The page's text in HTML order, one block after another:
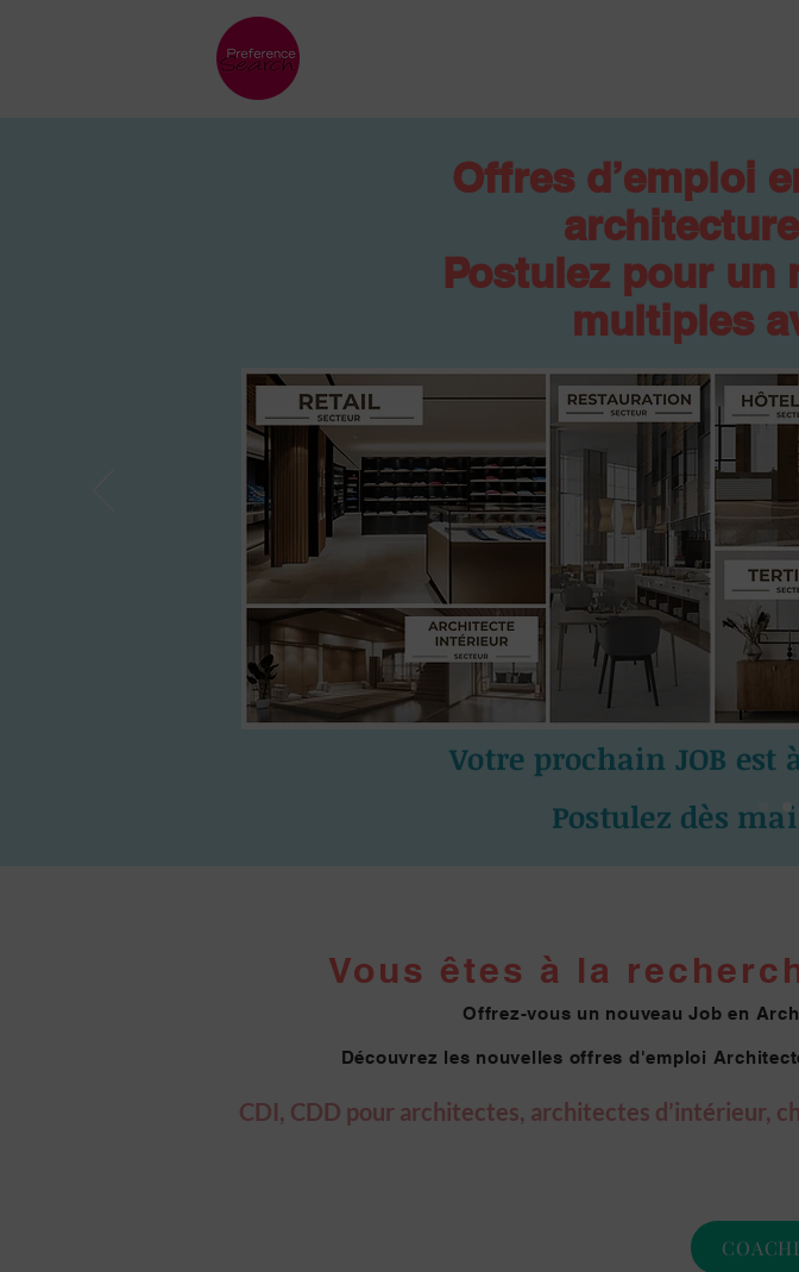
Offres d’emploi
Postulez pour un
multiples
Votre prochain JOB est
Postulez dès
Vous êtes à la re
Offrez-vous un nouveau Job en
Découvrez les nouvelles offres d'emploi
CDI, CDD pour architectes, architectes d’intérieur,